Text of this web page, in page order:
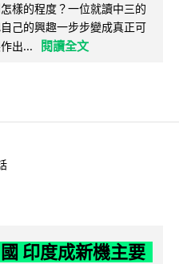
樣的程度？一位就讀中三的
己的興趣一步步變成真正可
出...
閱讀全文
印度成新機主要